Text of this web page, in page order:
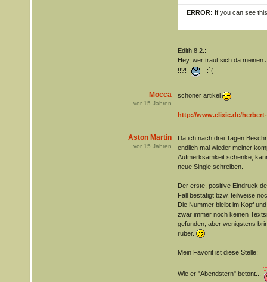
ERROR: If you can see
Edith 8.2.:
Hey, wer traut sich da meinen
!!?!
:´(
Mocca
vor 15 Jahren
schöner artikel
http://www.elixic.de/
Aston Martin
vor 15 Jahren
Da ich nach drei Tagen
endlich mal wieder meiner
Aufmerksamkeit schenke,
neue Single schreiben.
Der erste, positive Eindruck
Fall bestätigt bzw. teilweise
Die Nummer bleibt im Kopf
zwar immer noch keinen
gefunden, aber wenigstens
rüber.
Mein Favorit ist diese Stelle:
Wie er "Abendstern" betont...